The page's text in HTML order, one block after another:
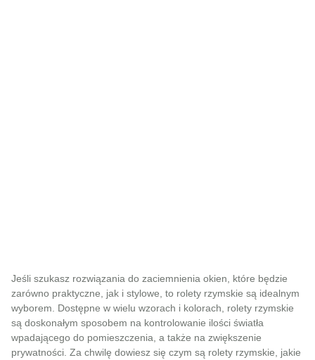
Jeśli szukasz rozwiązania do zaciemnienia okien, które będzie
zarówno praktyczne, jak i stylowe, to rolety rzymskie są idealnym
wyborem. Dostępne w wielu wzorach i kolorach, rolety rzymskie
są doskonałym sposobem na kontrolowanie ilości światła
wpadającego do pomieszczenia, a także na zwiększenie
prywatności. Za chwilę dowiesz się czym są rolety rzymskie, jakie